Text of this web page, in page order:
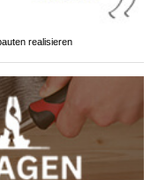
realisieren